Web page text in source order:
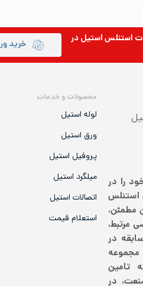
استنلس استیلدر
خرید
فعالیت خود را در
استنلس
مطمئن،
مرتبط،
در
مجموعه
تامین
در
محصولات و خدمات
لوله استیل
ورق استیل
پروفیل استیل
میلگرد استیل
اتصالات استیل
استعلام قیمت